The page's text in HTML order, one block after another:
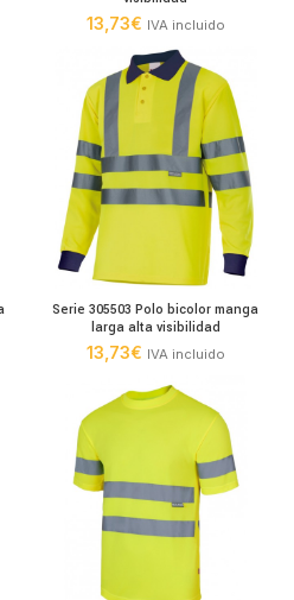
13,73€ IVA incluido
Serie 305503 Polo bicolor manga
larga alta visibilidad
13,73€ IVA incluido